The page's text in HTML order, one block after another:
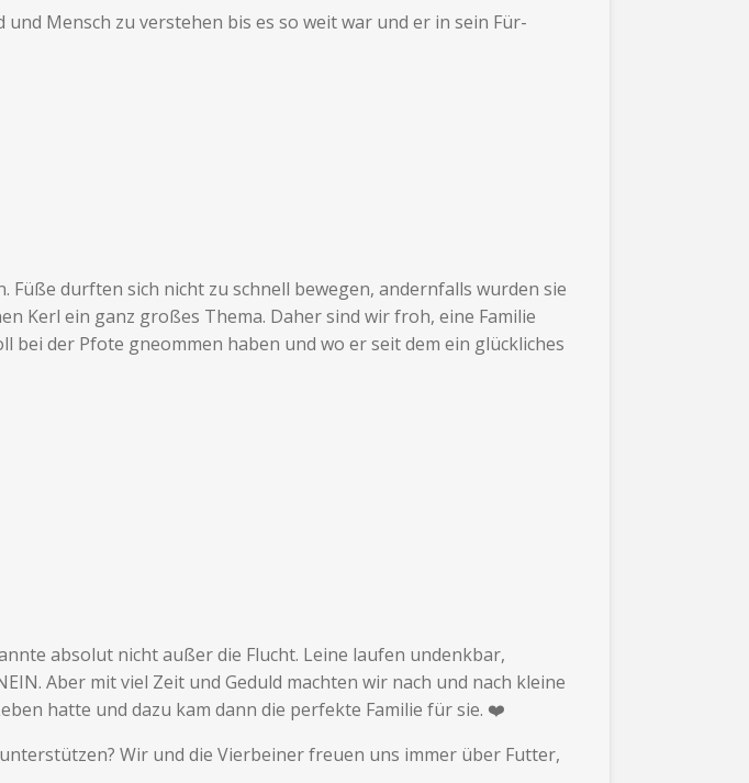
Mensch zu verstehen bis es so weit war und er in sein Für-
Füße durften sich nicht zu schnell bewegen, andernfalls wurden sie
Kerl ein ganz großes Thema. Daher sind wir froh, eine Familie
bei der Pfote gneommen haben und wo er seit dem ein glückliches
absolut nicht außer die Flucht. Leine laufen undenkbar,
Aber mit viel Zeit und Geduld machten wir nach und nach kleine
hatte und dazu kam dann die perfekte Familie für sie. ❤️
Wir und die Vierbeiner freuen uns immer über Futter,